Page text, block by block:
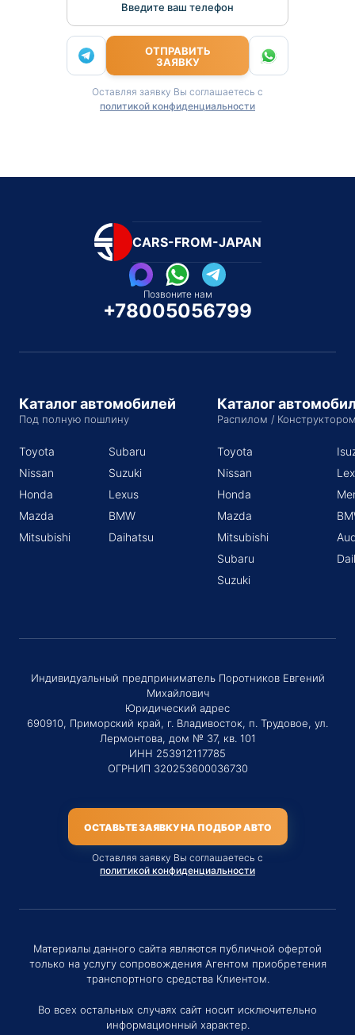
Введите ваш телефон
ОТПРАВИТЬ
ЗАЯВКУ
Оставляя заявку Вы соглашаетесь с
политикой конфиденциальности
CARS-FROM-JAPAN
Позвоните нам
+78005056799
Каталог автомобилей
Под полную пошлину
Toyota
Nissan
Honda
Mazda
Mitsubishi
Subaru
Suzuki
Lexus
BMW
Daihatsu
Каталог
Распилом /
Toyota
Nissan
Honda
Mazda
Mitsubishi
Subaru
Suzuki
Индивидуальный предприниматель Поротников Евгений
Михайлович
Юридический адрес
690910, Приморский край, г. Владивосток, п. Трудовое, ул.
Лермонтова, дом № 37, кв. 101
ИНН 253912117785
ОГРНИП 320253600036730
ОСТАВЬТЕ ЗАЯВКУ НА ПОДБОР АВТО
Оставляя заявку Вы соглашаетесь с
политикой конфиденциальности
Материалы данного сайта являются публичной офертой
только на услугу сопровождения Агентом приобретения
транспортного средства Клиентом.
Во всех остальных случаях сайт носит исключительно
информационный характер.